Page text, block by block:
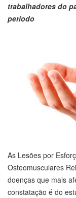
trabalhadores do
período
As Lesões por
Osteomusculares
doenças que mais
constatação é do